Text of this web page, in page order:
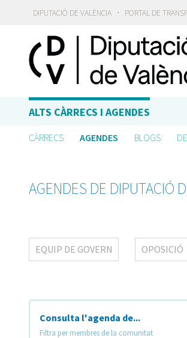
DIPUTACIÓ DE VALÈNCIA · PORTAL DE
ALTS CÀRRECS I AGENDES
CÀRRECS AGENDES BLOGS
AGENDES DE DIPUTACIÓ
EQUIP DE GOVERN OPOSICIÓ
Consulta l'agenda de...
Filtra per membres de la comunitat